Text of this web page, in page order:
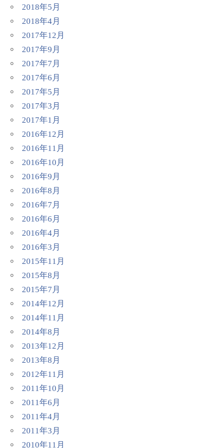
2018年5月
2018年4月
2017年12月
2017年9月
2017年7月
2017年6月
2017年5月
2017年3月
2017年1月
2016年12月
2016年11月
2016年10月
2016年9月
2016年8月
2016年7月
2016年6月
2016年4月
2016年3月
2015年11月
2015年8月
2015年7月
2014年12月
2014年11月
2014年8月
2013年12月
2013年8月
2012年11月
2011年10月
2011年6月
2011年4月
2011年3月
2010年11月